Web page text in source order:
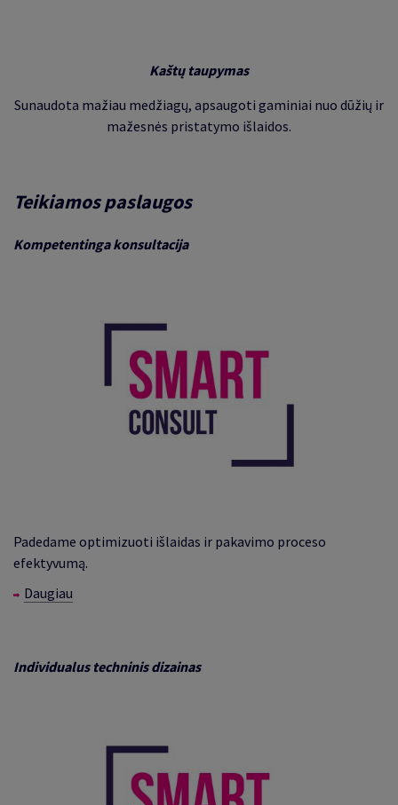
Kaštų taupymas
Sunaudota mažiau medžiagų, apsaugoti gaminiai nuo dūžių ir
mažesnės pristatymo išlaidos.
Teikiamos paslaugos
Kompetentinga konsultacija
Padedame optimizuoti išlaidas ir pakavimo proceso
efektyvumą.
Daugiau
Individualus techninis dizainas